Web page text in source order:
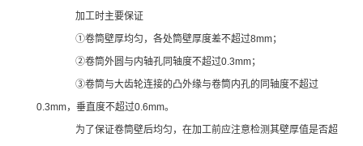
加工时主要保证
①卷筒壁厚均匀，各处筒壁厚度差不超过8mm；
②卷筒外圆与内轴孔同轴度不超过0.3mm；
③卷筒与大齿轮连接的凸外缘与卷筒内孔的同轴度不超过
0.3mm，垂直度不超过0.6mm。
为了保证卷筒壁后均匀，在加工前应注意检测其壁厚值是否超